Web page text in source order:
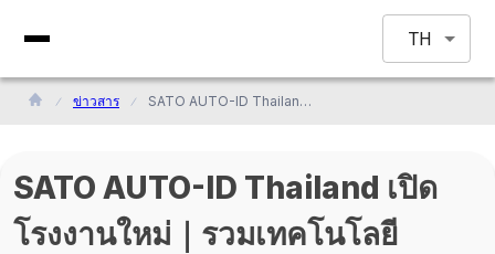
TH
ข่าวสาร SATO AUTO-ID Thailand เปิดโรงงานใหม่｜รวมเทคโนโลยี Label Printer และ RFID ในโรงงานรูปแบบโชว์รูม
SATO AUTO-ID Thailand เปิด
โรงงานใหม่｜รวมเทคโนโลยี